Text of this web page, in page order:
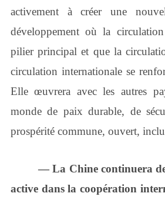
activement à créer une
développement où la
pilier principal et que la
circulation internationale se
Elle œuvrera avec les autres
monde de paix durable, de
prospérité commune, ouvert,
― La Chine continuera
active dans la coopération